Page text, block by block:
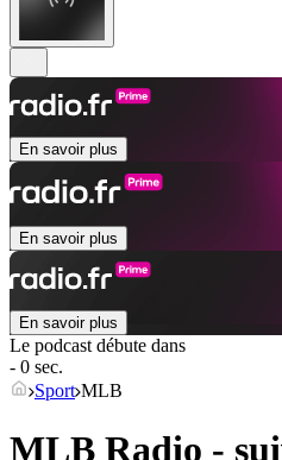
En savoir plus
En savoir plus
En savoir plus
Le podcast débute dans
- 0 sec.
Sport MLB
MLB Radio -